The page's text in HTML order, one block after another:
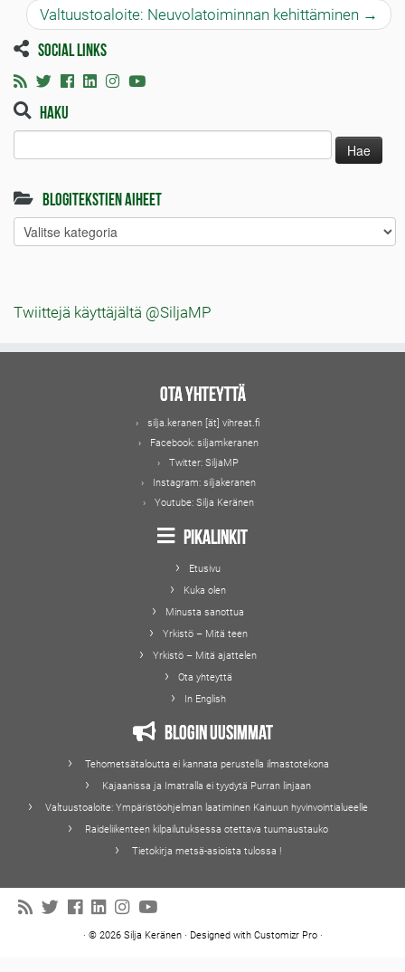
Valtuustoaloite: Neuvolatoiminnan kehittäminen →
Social links
Haku
Blogitekstien aiheet
Blogitekstien
aiheet
Twiittejä käyttäjältä @SiljaMP
Ota yhteyttä
silja.keranen [ät] vihreat.fi
Facebook: siljamkeranen
Twitter: SiljaMP
Instagram: siljakeranen
Youtube: Silja Keränen
Pikalinkit
Etusivu
Kuka olen
Minusta sanottua
Yrkistö – Mitä teen
Yrkistö – Mitä ajattelen
Ota yhteyttä
In English
Blogin uusimmat
Tehometsätaloutta ei kannata perustella ilmastotekona
Kajaanissa ja Imatralla ei tyydytä Purran linjaan
Valtuustoaloite: Ympäristöohjelman laatiminen Kainuun hyvinvointialueelle
Raideliikenteen kilpailutuksessa otettava tuumaustauko
Tietokirja metsä-asioista tulossa !
· © 2026 Silja Keränen· Designed with Customizr Pro·